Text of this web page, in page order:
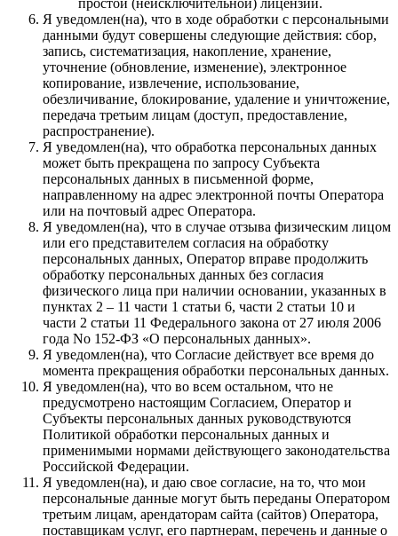
Я уведомлен(на), что в ходе обработки с персональными
данными будут совершены следующие действия: сбор,
запись, систематизация, накопление, хранение,
уточнение (обновление, изменение), электронное
копирование, извлечение, использование,
обезличивание, блокирование, удаление и уничтожение,
передача третьим лицам (доступ, предоставление,
распространение).
Я уведомлен(на), что обработка персональных данных
может быть прекращена по запросу Субъекта
персональных данных в письменной форме,
направленному на адрес электронной почты Оператора
или на почтовый адрес Оператора.
Я уведомлен(на), что в случае отзыва физическим лицом
или его представителем согласия на обработку
персональных данных, Оператор вправе продолжить
обработку персональных данных без согласия
физического лица при наличии основании, указанных в
пунктах 2 – 11 части 1 статьи 6, части 2 статьи 10 и
части 2 статьи 11 Федерального закона от 27 июля 2006
года No 152-ФЗ «О персональных данных».
Я уведомлен(на), что Согласие действует все время до
момента прекращения обработки персональных данных.
Я уведомлен(на), что во всем остальном, что не
предусмотрено настоящим Согласием, Оператор и
Субъекты персональных данных руководствуются
Политикой обработки персональных данных и
применимыми нормами действующего законодательства
Российской Федерации.
Я уведомлен(на), и даю свое согласие, на то, что мои
персональные данные могут быть переданы Оператором
третьим лицам, арендаторам сайта (сайтов) Оператора,
поставщикам услуг, его партнерам, перечень и данные о